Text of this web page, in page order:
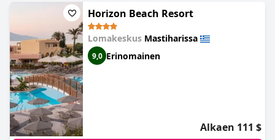
Horizon Beach Resort
Lomakeskus Mastiharissa
9,0 Erinomainen
Alkaen 111 $